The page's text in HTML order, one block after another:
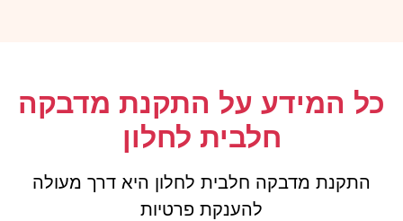
כל המידע על התקנת מדבקה
חלבית לחלון
התקנת מדבקה חלבית לחלון היא דרך מעולה
להענקת פרטיות